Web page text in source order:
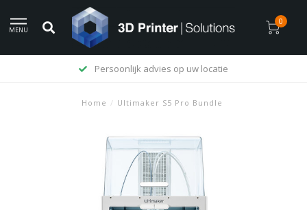
MENU
0
Levering op rekening mogelijk
Home / Ultimaker S5 Pro Bundle